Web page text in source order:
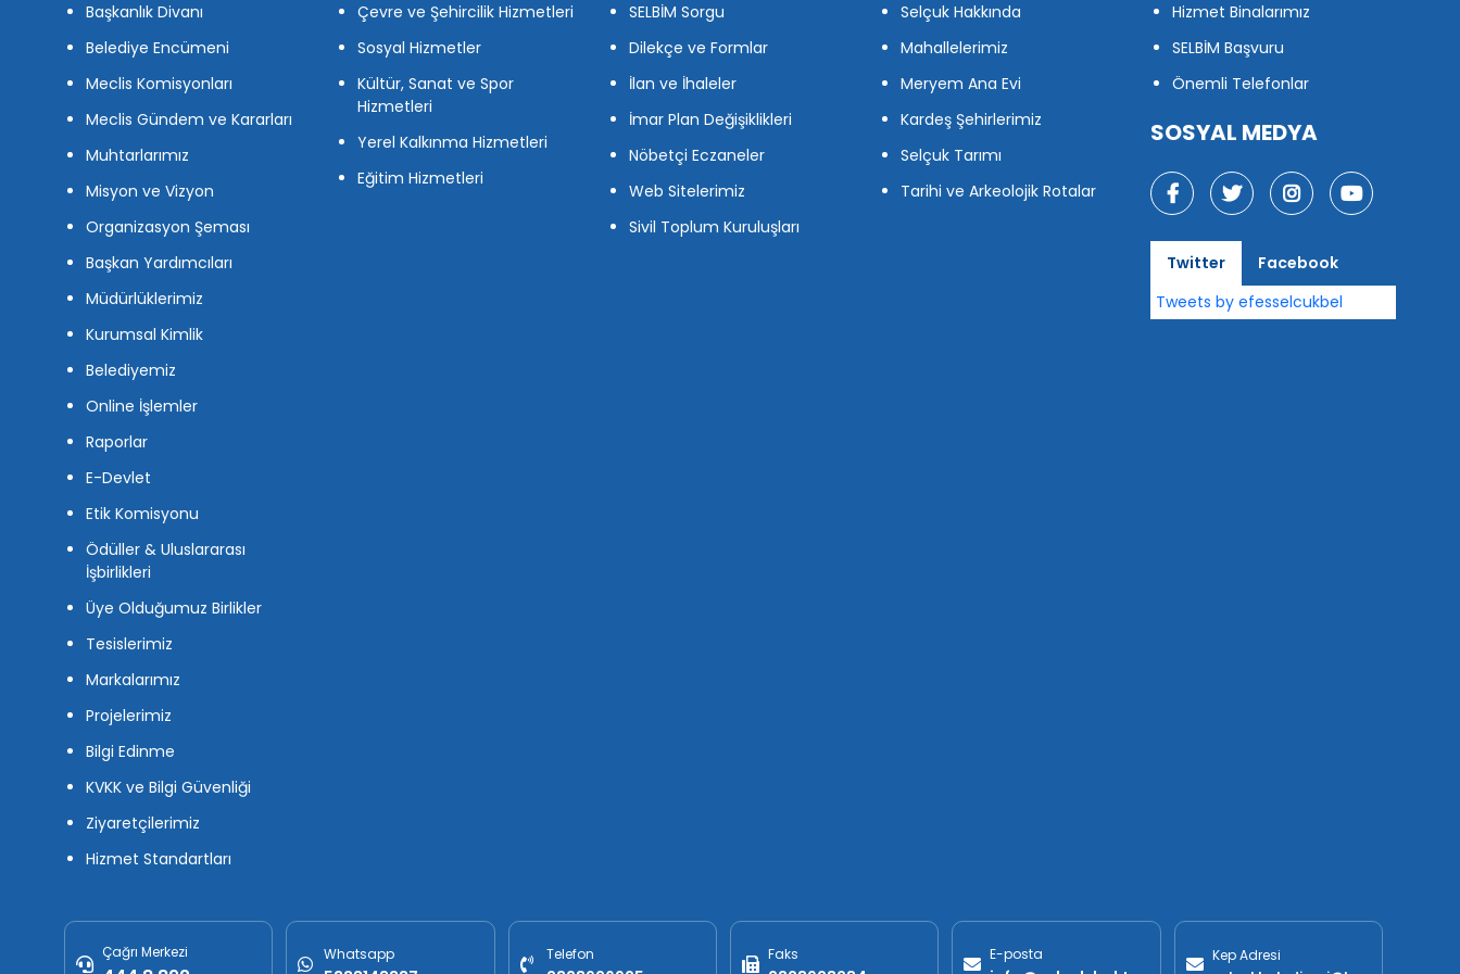
Başkanlık Divanı
Belediye Encümeni
Meclis Komisyonları
Meclis Gündem ve Kararları
Muhtarlarımız
Misyon ve Vizyon
Organizasyon Şeması
Başkan Yardımcıları
Müdürlüklerimiz
Kurumsal Kimlik
Belediyemiz
Online İşlemler
Raporlar
E-Devlet
Etik Komisyonu
Ödüller & Uluslararası
İşbirlikleri
Üye Olduğumuz Birlikler
Tesislerimiz
Markalarımız
Projelerimiz
Bilgi Edinme
KVKK ve Bilgi Güvenliği
Ziyaretçilerimiz
Hizmet Standartları
Çevre ve Şehircilik Hizmetleri
Sosyal Hizmetler
Kültür, Sanat ve Spor
Hizmetleri
Yerel Kalkınma Hizmetleri
Eğitim Hizmetleri
SELBİM Sorgu
Dilekçe ve Formlar
İlan ve İhaleler
İmar Plan Değişiklikleri
Nöbetçi Eczaneler
Web Sitelerimiz
Sivil Toplum Kuruluşları
Selçuk Hakkında
Mahallelerimiz
Meryem Ana Evi
Kardeş Şehirlerimiz
Selçuk Tarımı
Tarihi ve Arkeolojik Rotalar
Hizmet Binalarımız
SELBİM Başvuru
Önemli Telefonlar
SOSYAL MEDYA
Twitter
Facebook
Tweets by efesselcukbel
Çağrı Merkezi Whatsapp Telefon Faks E-posta
Kep Adresi